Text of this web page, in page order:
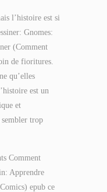
l’histoire est si
Gnomes:
(Comment
de fioritures.
qu’elles
est un
et
sembler trop
Comment
Apprendre
epub ce